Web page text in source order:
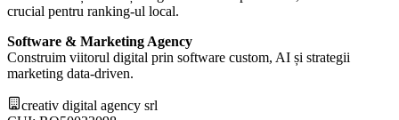
crucial pentru ranking-ul local.
Software & Marketing Agency
Construim viitorul digital prin software custom, AI și strategii
marketing data-driven.
creativ digital agency srl